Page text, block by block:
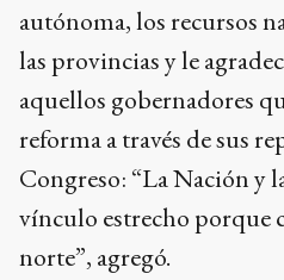
autónoma, los recursos
las provincias y le
aquellos gobernadores
reforma a través de sus
Congreso: “La Nación y
vínculo estrecho porque
norte”, agregó.